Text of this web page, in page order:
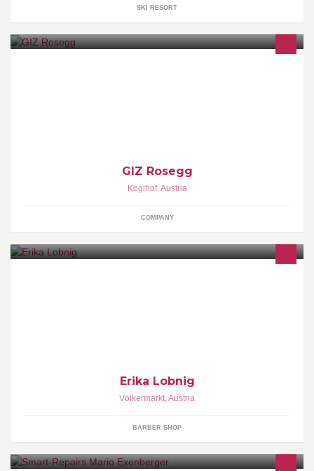
SKI RESORT
GIZ Rosegg
Koglhof,Austria
COMPANY
Erika Lobnig
Völkermarkt,Austria
BARBER SHOP